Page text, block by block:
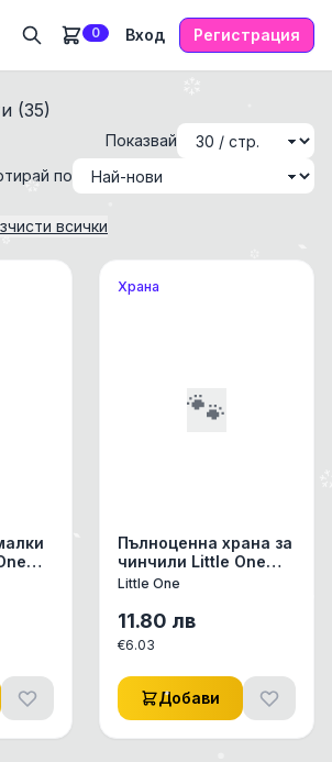
0 Вход Регистрация
(35)
Показвай
по
всички
Храна
🐾
Пълноценна храна за
чинчили Little One
Feed for chinchillas
Little One
11.80 лв
€6.03
Добави